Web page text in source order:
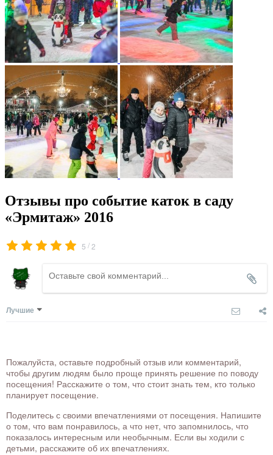
Отзывы про событие каток в саду
«Эрмитаж» 2016
5 /2
Лучшие
Пожалуйста, оставьте подробный отзыв или комментарий,
чтобы другим людям было проще принять решение по поводу
посещения! Расскажите о том, что стоит знать тем, кто только
планирует посещение.
Поделитесь с своими впечатлениями от посещения. Напишите
о том, что вам понравилось, а что нет, что запомнилось, что
показалось интересным или необычным. Если вы ходили с
детьми, расскажите об их впечатлениях.